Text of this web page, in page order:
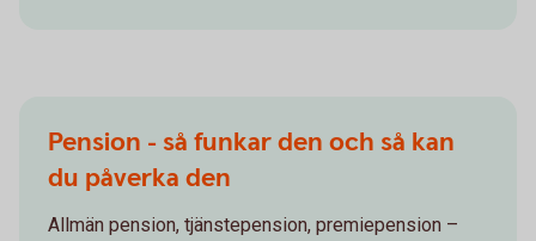
Pension - så funkar den och så kan
du påverka den
Allmän pension, tjänstepension, premiepension –